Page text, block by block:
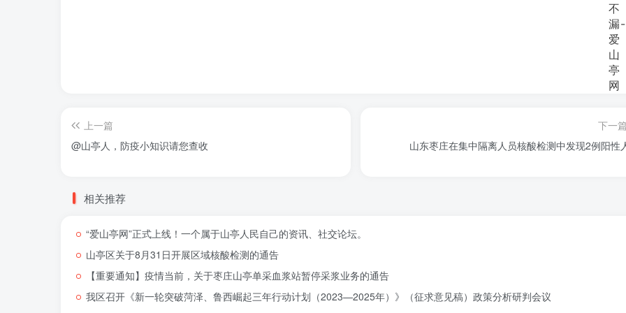
上一篇
@山亭人，防疫小知识请您查收
下一
山东枣庄在集中隔离人员核酸检测中发现2例阳性
相关推荐
“爱山亭网”正式上线！一个属于山亭人民自己的资讯、社交论坛。
山亭区关于8月31日开展区域核酸检测的通告
【重要通知】疫情当前，关于枣庄山亭单采血浆站暂停采浆业务的通告
我区召开《新一轮突破菏泽、鲁西崛起三年行动计划（2023—2025年）》（征求意见稿）政策分析研判会议